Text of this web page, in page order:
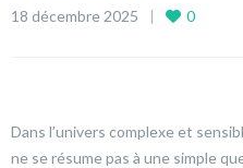
18 décembre 2025 0
Dans l’univers complexe et
ne se résume pas à une simple